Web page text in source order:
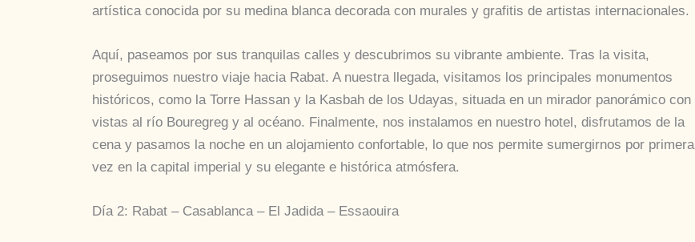
artística conocida por su medina blanca decorada con murales y grafitis de artistas internacionales.
Aquí, paseamos por sus tranquilas calles y descubrimos su vibrante ambiente. Tras la visita,
proseguimos nuestro viaje hacia Rabat. A nuestra llegada, visitamos los principales monumentos
históricos, como la Torre Hassan y la Kasbah de los Udayas, situada en un mirador panorámico con
vistas al río Bouregreg y al océano. Finalmente, nos instalamos en nuestro hotel, disfrutamos de la
cena y pasamos la noche en un alojamiento confortable, lo que nos permite sumergirnos por primera
vez en la capital imperial y su elegante e histórica atmósfera.
Día 2: Rabat – Casablanca – El Jadida – Essaouira